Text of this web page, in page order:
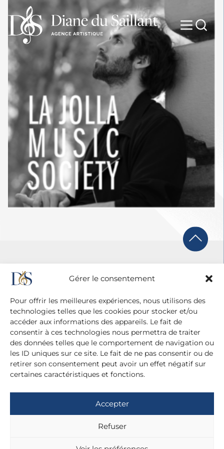
Gérer le consentement
Pour offrir les meilleures expériences, nous utilisons des
technologies telles que les cookies pour stocker et/ou
accéder aux informations des appareils. Le fait de
consentir à ces technologies nous permettra de traiter
des données telles que le comportement de navigation ou
les ID uniques sur ce site. Le fait de ne pas consentir ou de
retirer son consentement peut avoir un effet négatif sur
certaines caractéristiques et fonctions.
Accepter
Refuser
20 cité Malesherbes - 75009 Paris
+ 33 (0)1 42 81 38 21
+ 33 (0)6 13 42 22 52
dianedusaillant@gmail.com